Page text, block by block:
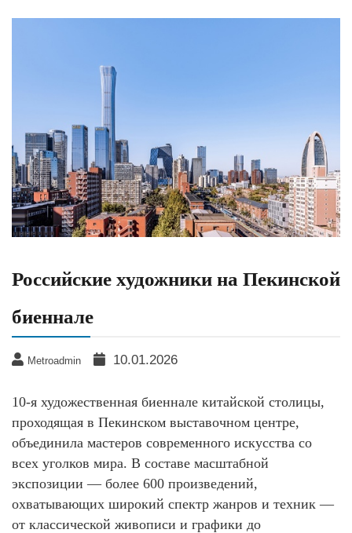
Российские художники на Пекинской
биеннале
Metroadmin 10.01.2026
10-я художественная биеннале китайской столицы,
проходящая в Пекинском выставочном центре,
объединила мастеров современного искусства со
всех уголков мира. В составе масштабной
экспозиции — более 600 произведений,
охватывающих широкий спектр жанров и техник —
от классической живописи и графики до